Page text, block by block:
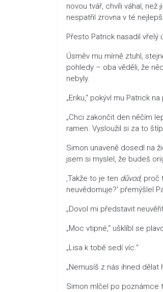
novou tvář, chvíli váhal,
nespatřil zrovna v té
Přesto Patrick nasadil vřelý
Úsměv mu mírně ztuhl,
pohledy – oba věděli, že
nebyly.
„Eriku,“ pokývl mu Patrick
„Chci zakončit den něčím
ramen. Vysloužil si za to
Simon unaveně dosedl na
jsem si myslel, že budeš
‚Takže to je ten důvod, proč
neuvědomuje?‘ přemýšlel
„Dovol mi představit
„Moc vtipné,“ ušklíbl se
„Lisa k tobě sedí víc.“
„Nemusíš z nás ihned dělat
Simon mlčel po poznámce